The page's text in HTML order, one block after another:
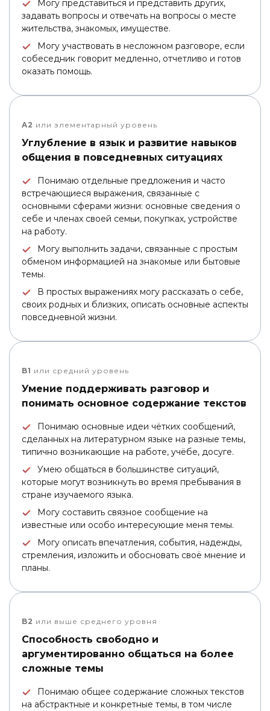
Могу представиться и представить других,
задавать вопросы и отвечать на вопросы о месте
жительства, знакомых, имуществе.
Могу участвовать в несложном разговоре, если
собеседник говорит медленно, отчетливо и готов
оказать помощь.
A2 или элементарный уровень
Углубление в язык и развитие навыков
общения в повседневных ситуациях
Понимаю отдельные предложения и часто
встречающиеся выражения, связанные с
основными сферами жизни: основные сведения о
себе и членах своей семьи, покупках, устройстве
на работу.
Могу выполнить задачи, связанные с простым
обменом информацией на знакомые или бытовые
темы.
В простых выражениях могу рассказать о себе,
своих родных и близких, описать основные аспекты
повседневной жизни.
B1 или средний уровень
Умение поддерживать разговор и
понимать основное содержание текстов
Понимаю основные идеи чётких сообщений,
сделанных на литературном языке на разные темы,
типично возникающие на работе, учёбе, досуге.
Умею общаться в большинстве ситуаций,
которые могут возникнуть во время пребывания в
стране изучаемого языка.
Могу составить связное сообщение на
известные или особо интересующие меня темы.
Могу описать впечатления, события, надежды,
стремления, изложить и обосновать своё мнение и
планы.
B2 или выше среднего уровня
Способность свободно и
аргументированно общаться на более
сложные темы
Понимаю общее содержание сложных текстов
на абстрактные и конкретные темы, в том числе